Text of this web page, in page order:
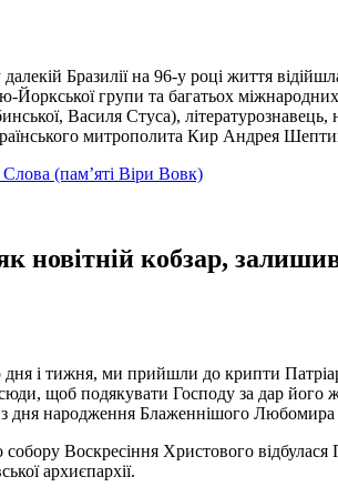
Бразилії на 96-у році життя
Йоркської групи та багатьох
Василя Стуса), літературознавець,
митрополита Кир Андрея
Слова (пам’яті Віри Вовк)
кобзар, залишив
дня і тижня, ми прийшли до крипти
щоб подякувати Господу за дар
з дня народження Блаженнішого Любомира
Воскресіння Христового
архиєпархії.